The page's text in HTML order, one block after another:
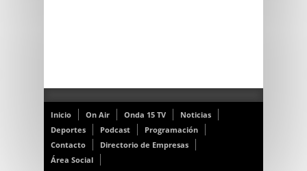
Inicio On Air Onda 15 TV
Noticias
Deportes
Podcast
Programación
Contacto
Directorio de Empresas
Área Social